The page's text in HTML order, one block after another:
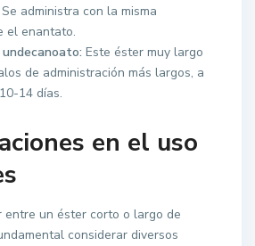
administra con la misma
el enantato.
Este éster muy largo
de administración más largos, a
14 días.
en el uso
entre un éster corto o largo de
considerar diversos